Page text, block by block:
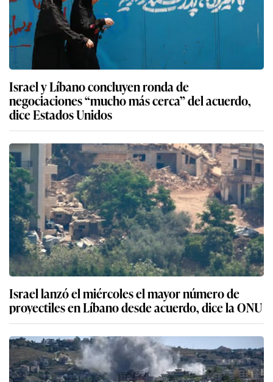
Israel y Líbano concluyen ronda de
negociaciones “mucho más cerca” del acuerdo,
dice Estados Unidos
Israel lanzó el miércoles el mayor número de
proyectiles en Líbano desde acuerdo, dice la ONU